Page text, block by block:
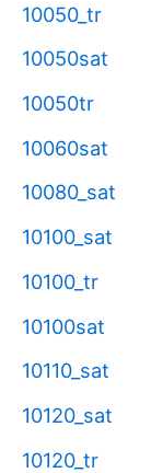
10050_tr
10050sat
10050tr
10060sat
10080_sat
10100_sat
10100_tr
10100sat
10110_sat
10120_sat
10120_tr